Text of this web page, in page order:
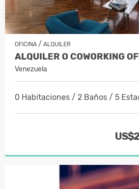
OFICINA / ALQUILER
Venezuela
0 Habitaciones / 2 Baños / 5